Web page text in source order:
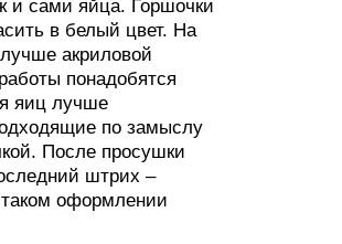
и сами яйца. Горшочки
в белый цвет. На
акриловой
понадобятся
яиц лучше
по замыслу
После просушки
штрих –
оформлении